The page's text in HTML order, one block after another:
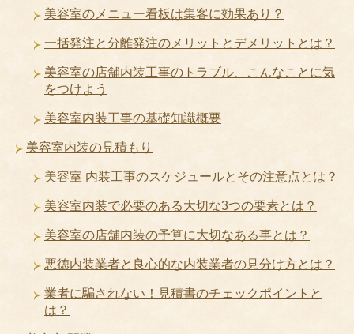
美容室のメニュー看板は集客に効果あり？
一括発注と分離発注のメリットとデメリットとは？
美容室の店舗内装工事のトラブル、こんなことに気
をつけよう
美容室内装工事の基礎知識概要
美容室内装の見積もり
美容室 内装工事のスケジュールとその注意点とは？
美容室内装で必要のある大切な3つの要素とは？
美容室の店舗内装の予算に大切なある事とは？
悪徳内装業者と良心的な内装業者の見分け方とは？
業者に騙されない！見積書のチェックポイントと
は？